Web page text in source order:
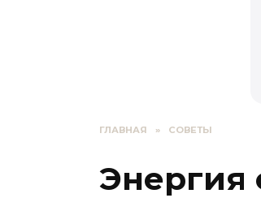
ГЛАВНАЯ » СОВЕТЫ
Энергия